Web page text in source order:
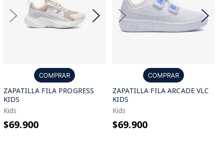
COMPRAR
ZAPATILLA FILA PROGRESS
KIDS
Kids
$69.900
COMPRAR
ZAPATILLA FILA ARCADE VLC
KIDS
Kids
$69.900